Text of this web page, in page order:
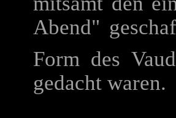
Abend"
Form des
gedacht waren.